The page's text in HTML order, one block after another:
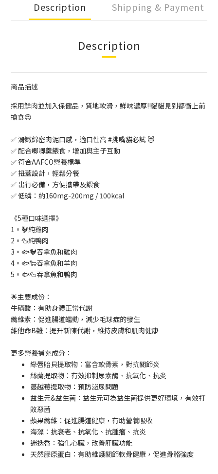
Description Shipping & Payment
Description
商品描述
採用鮮肉並加入保健品，質地軟滑，鮮味濃厚‼️貓貓見到都衝上前
搶食😍
✅️ 滑嫩綿密肉泥口感，適口性高 #挑嘴貓必試 😻
✅️ 配合唧唧羹餵食，增加與主子互動
✅️ 符合AAFCO營養標準
✅️ 扭蓋設計，輕鬆分餐
✅️ 出行必備，方便攜帶及餵食
✅ 低磷：約160mg-200mg / 100kcal
《5種口味選擇》
1。🐓純雞肉
2。🦆純鴨肉
3。🐟🐓吞拿魚和雞肉
4。🐟🐑吞拿魚和羊肉
5。🐟🦆吞拿魚和鴨肉
🌟主要成份：
牛磺酸：有助身體正常代謝
纖維素：促進腸道蠕動，減少毛球症的發生
維他命B雜：提升新陳代謝，維持皮膚和肌肉健康
更多營養補充成分：
綠唇貽貝提取物：富含軟骨素，對抗關節炎
絲蘭提取物：有效抑制尿素酶、抗氧化、抗炎
蔓越莓提取物：預防泌尿問題
益生元&益生菌：益生元可為益生菌提供更好環境，有效打
敗惡菌
蘋果纖維：促進腸道健康，有助營養吸收
海藻：抗衰老、抗氧化、抗腫瘤、抗炎
迷迭香：強化心臟，改善肝臟功能
天然膠原蛋白：有助維護關節軟骨健康，促進骨骼強度